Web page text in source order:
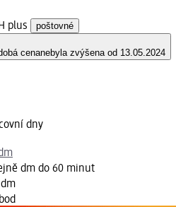
plus poštovné
cenanebyla zvýšena od 13.05.2024
dny
dm do 60 minut